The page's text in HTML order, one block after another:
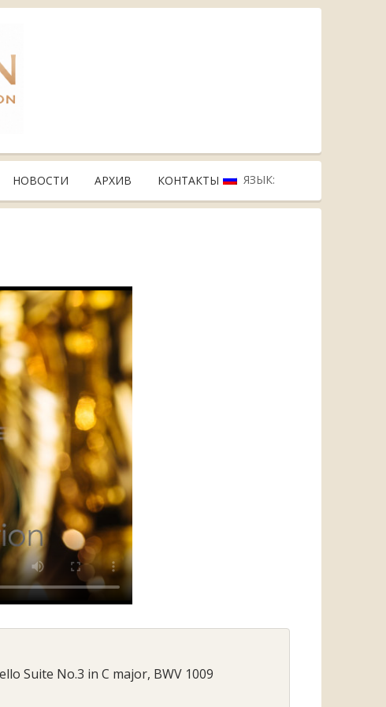
НОВОСТИ АРХИВ КОНТАКТЫ ЯЗЫК:
Suite No.3 in C major, BWV 1009